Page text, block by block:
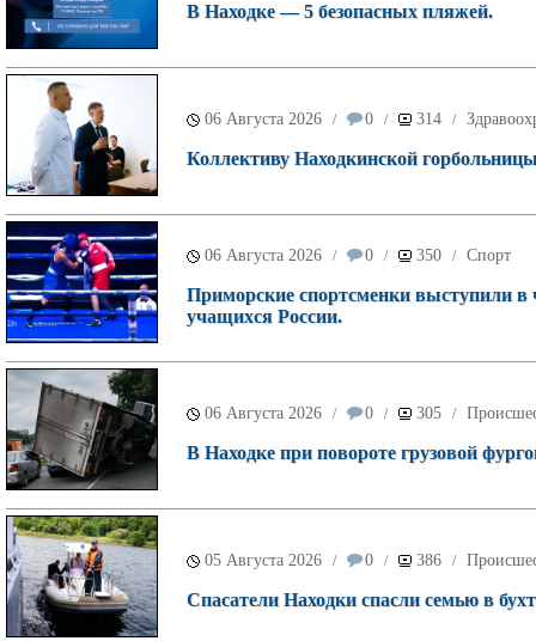
В Находке — 5 безопасных пляжей.
06 Августа 2026 / 0 / 314 /
Коллективу Находкинской
06 Августа 2026 / 0 / 350 / Спорт
Приморские спортсменки выступили в
учащихся России.
06 Августа 2026 / 0 / 305 /
В Находке при повороте грузовой
05 Августа 2026 / 0 / 386 /
Спасатели Находки спасли семью в